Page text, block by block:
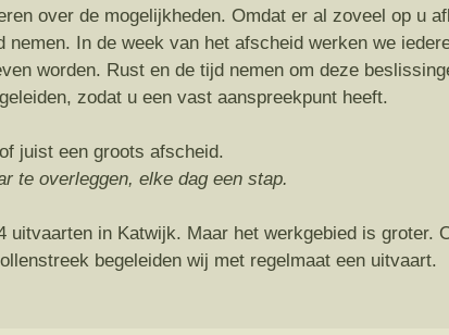
over de mogelijkheden. Omdat er al zoveel op u
In de week van het afscheid werken we
worden. Rust en de tijd nemen om deze
zodat u een vast aanspreekpunt heeft.
juist een groots afscheid.
te overleggen, elke dag een stap.
in Katwijk. Maar het werkgebied is groter.
begeleiden wij met regelmaat een uitvaart.